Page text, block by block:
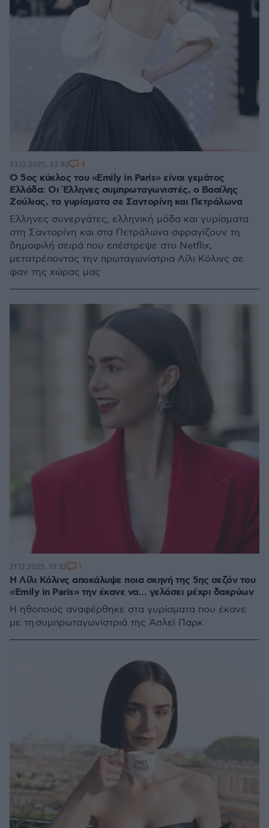
Ο 5ος κύκλος του «Emily in Paris» είναι γεμάτος
Ελλάδα: Οι Έλληνες συμπρωταγωνιστές, ο Βασίλης
Ζούλιας, τα γυρίσματα σε Σαντορίνη και Πετράλωνα
Ελληνες συνεργάτες, ελληνική μόδα και γυρίσματα
στη Σαντορίνη και στα Πετράλωνα σφραγίζουν τη
δημοφιλή σειρά που επέστρεψε στο Netflix,
μετατρέποντας την πρωταγωνίστρια Λίλι Κόλινς σε
φαν της χώρας μας
23.12.2025, 22:40 4
Η Λίλι Κόλινς αποκάλυψε ποια σκηνή της 5ης σεζόν του
«Emily in Paris» την έκανε να... γελάσει μέχρι δακρύων
Η ηθοποιός αναφέρθηκε στα γυρίσματα που έκανε
με τη συμπρωταγωνίστριά της Άσλεϊ Παρκ
21.12.2025, 10:32 1